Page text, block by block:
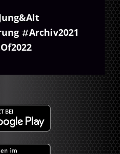
Archiv2021